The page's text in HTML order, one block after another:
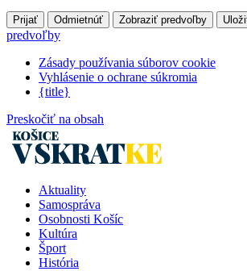
Prijať Odmietnúť Zobraziť predvoľby
predvoľby
Zásady používania súborov cookie
Vyhlásenie o ochrane súkromia
{title}
Preskočiť na obsah
Aktuality
Samospráva
Osobnosti Košíc
Kultúra
Šport
História